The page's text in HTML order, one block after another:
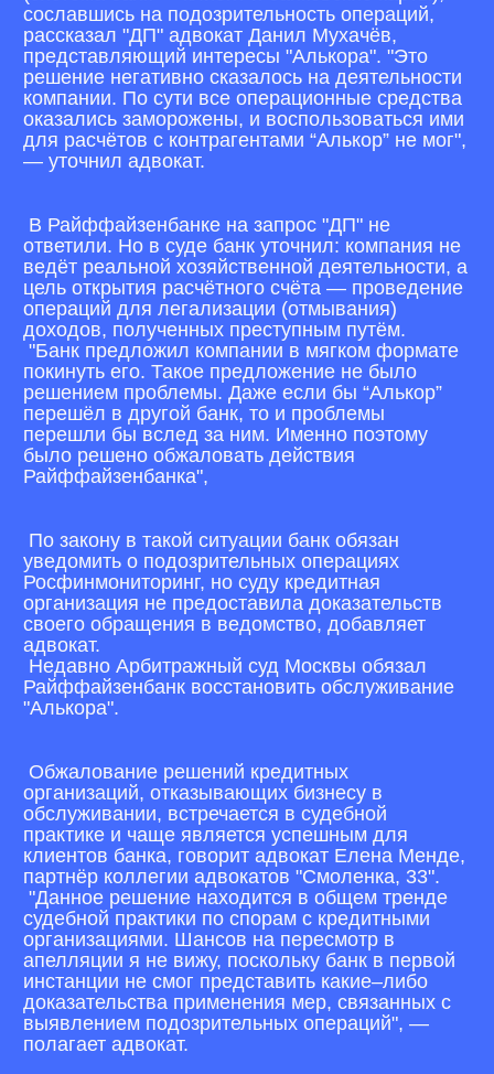
сославшись на подозрительность операций,
рассказал "ДП" адвокат Данил Мухачёв,
представляющий интересы "Алькора". "Это
решение негативно сказалось на деятельности
компании. По сути все операционные средства
оказались заморожены, и воспользоваться ими
для расчётов с контрагентами “Алькор” не мог",
— уточнил адвокат.
В Райффайзенбанке на запрос "ДП" не
ответили. Но в суде банк уточнил: компания не
ведёт реальной хозяйственной деятельности, а
цель открытия расчётного счёта — проведение
операций для легализации (отмывания)
доходов, полученных преступным путём.
"Банк предложил компании в мягком формате
покинуть его. Такое предложение не было
решением проблемы. Даже если бы “Алькор”
перешёл в другой банк, то и проблемы
перешли бы вслед за ним. Именно поэтому
было решено обжаловать действия
Райффайзенбанка",
По закону в такой ситуации банк обязан
уведомить о подозрительных операциях
Росфинмониторинг, но суду кредитная
организация не предоставила доказательств
своего обращения в ведомство, добавляет
адвокат.
Недавно Арбитражный суд Москвы обязал
Райффайзенбанк восстановить обслуживание
"Алькора".
Обжалование решений кредитных
организаций, отказывающих бизнесу в
обслуживании, встречается в судебной
практике и чаще является успешным для
клиентов банка, говорит адвокат Елена Менде,
партнёр коллегии адвокатов "Смоленка, 33".
"Данное решение находится в общем тренде
судебной практики по спорам с кредитными
организациями. Шансов на пересмотр в
апелляции я не вижу, поскольку банк в первой
инстанции не смог представить какие–либо
доказательства применения мер, связанных с
выявлением подозрительных операций", —
полагает адвокат.